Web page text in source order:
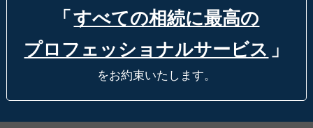
「 すべての相続に最高の
プロフェッショナルサービス 」
をお約束いたします。